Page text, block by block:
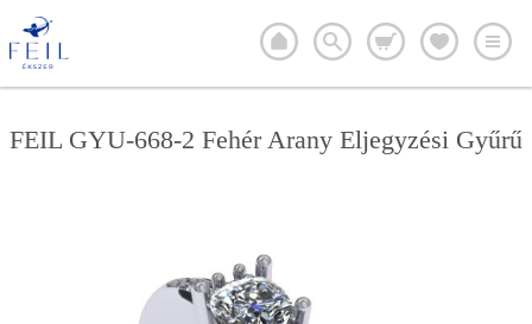
FEIL GYU-668-2 Fehér Arany Eljegyzési Gyűrű